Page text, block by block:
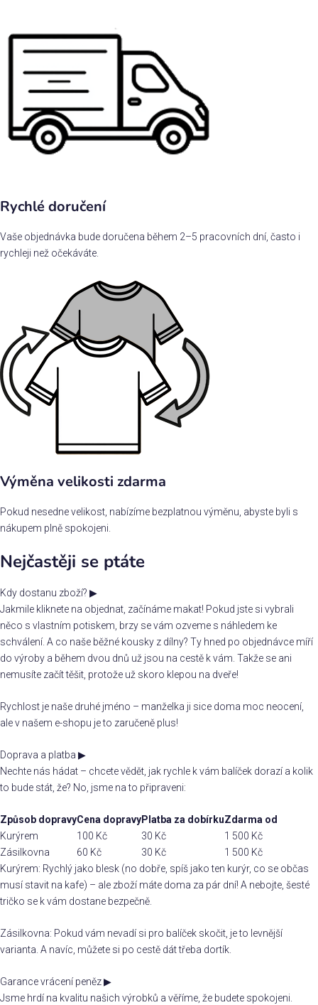
Rychlé doručení
Vaše objednávka bude doručena během 2–5 pracovních dní, často i
rychleji než očekáváte.
Výměna velikosti zdarma
Pokud nesedne velikost, nabízíme bezplatnou výměnu, abyste byli s
nákupem plně spokojeni.
Nejčastěji se ptáte
Kdy dostanu zboží? ▶
Jakmile kliknete na objednat, začínáme makat! Pokud jste si vybrali
něco s vlastním potiskem, brzy se vám ozveme s náhledem ke
schválení. A co naše běžné kousky z dílny? Ty hned po objednávce míří
do výroby a během dvou dnů už jsou na cestě k vám. Takže se ani
nemusíte začít těšit, protože už skoro klepou na dveře!
Rychlost je naše druhé jméno – manželka ji sice doma moc neocení,
ale v našem e-shopu je to zaručeně plus!
Doprava a platba ▶
Nechte nás hádat – chcete vědět, jak rychle k vám balíček dorazí a kolik
to bude stát, že? No, jsme na to připraveni:
Způsob dopravyCena dopravyPlatba za dobírkuZdarma od
Kurýrem
100 Kč 30 Kč
1 500 Kč
Zásilkovna
60 Kč 30 Kč
1 500 Kč
Kurýrem: Rychlý jako blesk (no dobře, spíš jako ten kurýr, co se občas
musí stavit na kafe) – ale zboží máte doma za pár dní! A nebojte, šesté
tričko se k vám dostane bezpečně.
Zásilkovna: Pokud vám nevadí si pro balíček skočit, je to levnější
varianta. A navíc, můžete si po cestě dát třeba dortík.
Garance vrácení peněz▶
Jsme hrdí na kvalitu našich výrobků a věříme, že budete spokojeni.